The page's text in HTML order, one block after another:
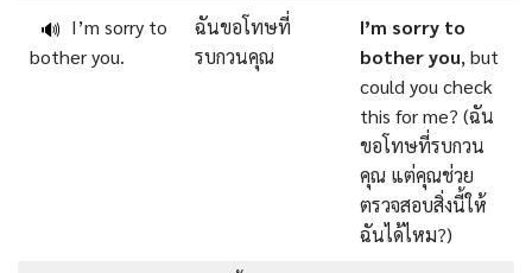
🔊 I’m sorry to
bother you.
ฉันขอโทษที่
รบกวนคุณ
I’m sorry to
botheryou, but
could you check
this for me? (ฉัน
ขอโทษที่รบกวน
คุณ แต่คุณช่วย
ตรวจสอบสิ่งนี้ให้
ฉันได้ไหม?)